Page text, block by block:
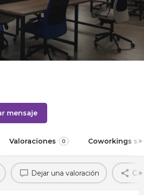
mensaje
Valoraciones 0 Coworkings
Dejar una valoración